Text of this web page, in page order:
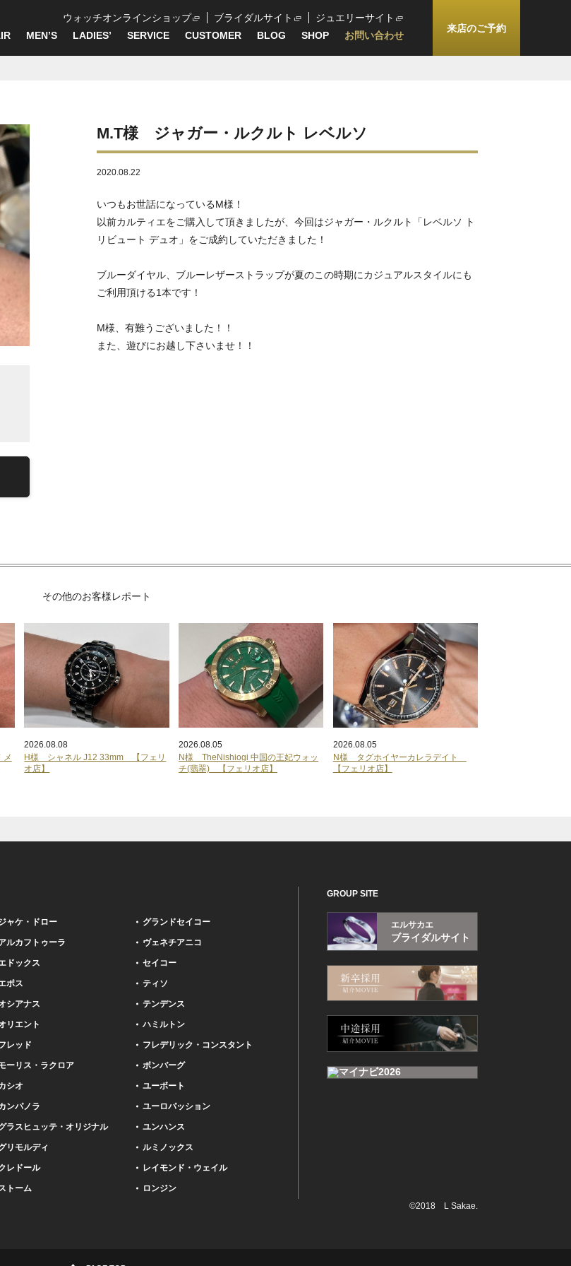
ウォッチオンラインショップ ブライダルサイト
ジュエリーサイト
MEN’S LADIES’ SERVICE CUSTOMER BLOG SHOP お問い合わせ
来店のご予約
M.T様 ジャガー・ルクルト レベルソ
2020.08.22
いつもお世話になっているM様！
以前カルティエをご購入して頂きましたが、今回はジャガー・ルクルト「レベルソ ト
リビュート デュオ」をご成約していただきました！
ブルーダイヤル、ブルーレザーストラップが夏のこの時期にカジュアルスタイルにも
ご利用頂ける1本です！
M様、有難うございました！！
また、遊びにお越し下さいませ！！
その他のお客様レポート
メ
2026.08.08
H様 シャネル J12 33mm 【フェリ
オ店】
2026.08.05
N様 TheNishiogi 中国の王妃ウォッ
チ(翡翠) 【フェリオ店】
2026.08.05
N様 タグホイヤーカレラデイト
【フェリオ店】
ャケ・ドロー
ルカフトゥーラ
ドックス
ポス
シアナス
リエント
レッド
ーリス・ラクロア
シオ
ンパノラ
ラスヒュッテ・オリジナル
リモルディ
レドール
ストーム
グランドセイコー
ヴェネチアニコ
セイコー
ティソ
テンデンス
ハミルトン
フレデリック・コンスタント
ボンバーグ
ユーボート
ユーロパッション
ユンハンス
ルミノックス
レイモンド・ウェイル
ロンジン
GROUP SITE
エルサカエ
ブライダルサイト
©2018 L Sakae.